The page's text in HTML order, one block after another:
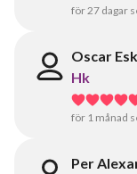
för 27 dagar
Oscar
Hk
för 1 månad
Per